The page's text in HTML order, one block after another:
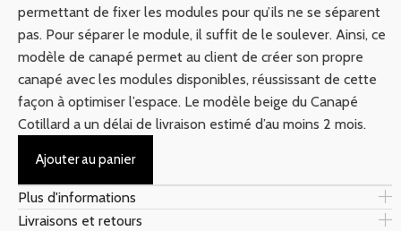
permettant de fixer les modules pour qu’ils ne se séparent
pas. Pour séparer le module, il suffit de le soulever. Ainsi, ce
modèle de canapé permet au client de créer son propre
canapé avec les modules disponibles, réussissant de cette
façon à optimiser l’espace. Le modèle beige du Canapé
Cotillard a un délai de livraison estimé d’au moins 2 mois.
Ajouter au panier
Plus d'informations
Livraisons et retours